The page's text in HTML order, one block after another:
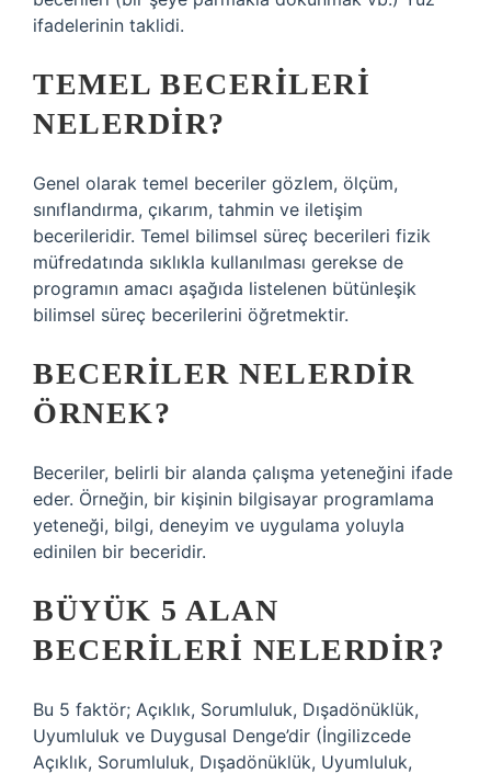
ifadelerinin taklidi.
TEMEL BECERILERI
NELERDIR?
Genel olarak temel beceriler gözlem, ölçüm,
sınıflandırma, çıkarım, tahmin ve iletişim
becerileridir. Temel bilimsel süreç becerileri fizik
müfredatında sıklıkla kullanılması gerekse de
programın amacı aşağıda listelenen bütünleşik
bilimsel süreç becerilerini öğretmektir.
BECERILER NELERDIR
ÖRNEK?
Beceriler, belirli bir alanda çalışma yeteneğini ifade
eder. Örneğin, bir kişinin bilgisayar programlama
yeteneği, bilgi, deneyim ve uygulama yoluyla
edinilen bir beceridir.
BÜYÜK 5 ALAN
BECERILERI NELERDIR?
Bu 5 faktör; Açıklık, Sorumluluk, Dışadönüklük,
Uyumluluk ve Duygusal Denge’dir (İngilizcede
Açıklık, Sorumluluk, Dışadönüklük, Uyumluluk,